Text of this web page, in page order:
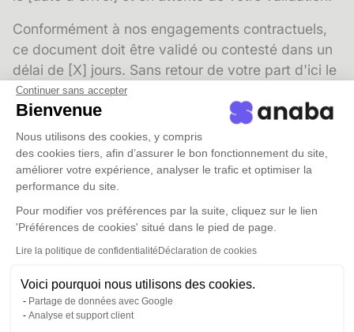
Continuer sans accepter
Bienvenue
Nous utilisons des cookies, y compris
des cookies tiers, afin d’assurer le bon fonctionnement du site,
améliorer votre expérience, analyser le trafic et optimiser la
performance du site.
Pour modifier vos préférences par la suite, cliquez sur le lien
'Préférences de cookies' situé dans le pied de page.
Lire la politique de confidentialité Déclaration de cookies
Voici pourquoi nous utilisons des cookies.
Partage de données avec Google
Analyse et support client
Conformément à nos engagements contractuels,
ce document doit être validé ou contesté dans un
délai de [X] jours. Sans retour de votre part d'ici le
[date], je considérerai qu'il est approuvé
tacitement.
N'hésitez pas à me contacter si vous souhaitez
modifier ou préciser certains points avant de le
valider formellement.
Bien cordialement,
[Votre agence]
Modèle 6 : relance d'un prescripteur ou
partenaire